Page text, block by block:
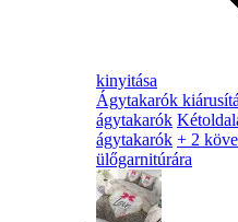
kinyitása
Ágytakarók
ágytakarók
ágytakarók + 2
ülőgarnitúrára